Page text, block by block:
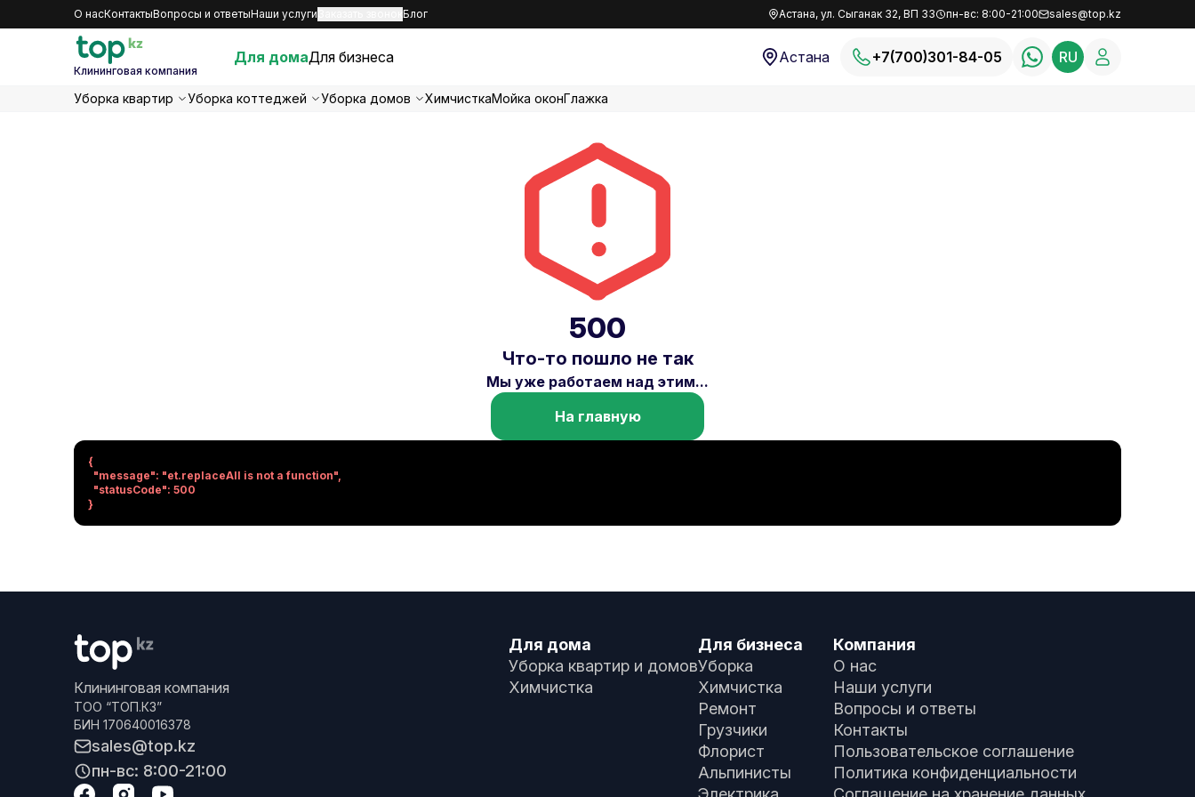
О насКонтактыВопросы и ответыНаши услуги Блог Астана, ул. Сыганак 32, ВП 33 пн-вс: 8:00-21:00 sales@top.kz
Клининговая компания
Для домаДля бизнеса Астана +7(700)301-84-05 RU
Уборка квартир Уборка коттеджей Уборка домов ХимчисткаМойка оконГлажка
500
Что-то пошло не так
Мы уже работаем над этим...
На главную
{
}
Клининговая компания
ТОО “ТОП.КЗ”
БИН 170640016378
sales@top.kz
пн-вс: 8:00-21:00
Для дома
Уборка квартир и домов
Химчистка
Для бизнеса
Уборка
Химчистка
Ремонт
Грузчики
Флорист
Альпинисты
Компания
О нас
Наши услуги
Вопросы и ответы
Контакты
Пользовательское соглашение
Политика конфиденциальности